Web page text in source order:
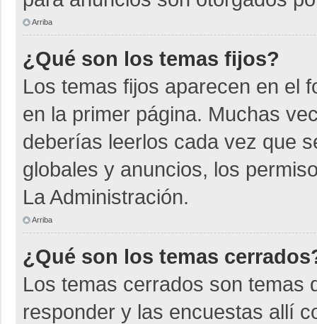
Arriba
¿Qué son los temas fijos?
Los temas fijos aparecen en el
en la primer página. Muchas
deberías leerlos cada vez que
globales y anuncios, los
La Administración.
Arriba
¿Qué son los temas
Los temas cerrados son temas
responder y las encuestas allí